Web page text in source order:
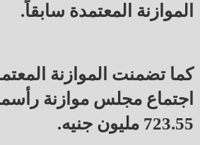
الموازنة المعتمدة سابقاً.
كما تضمنت الموازنة
اجتماع مجلس موازنة
723.55 مليون جنيه.